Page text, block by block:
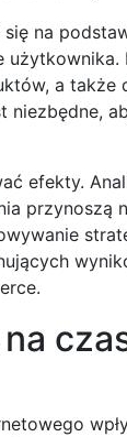
na
a
efekty.